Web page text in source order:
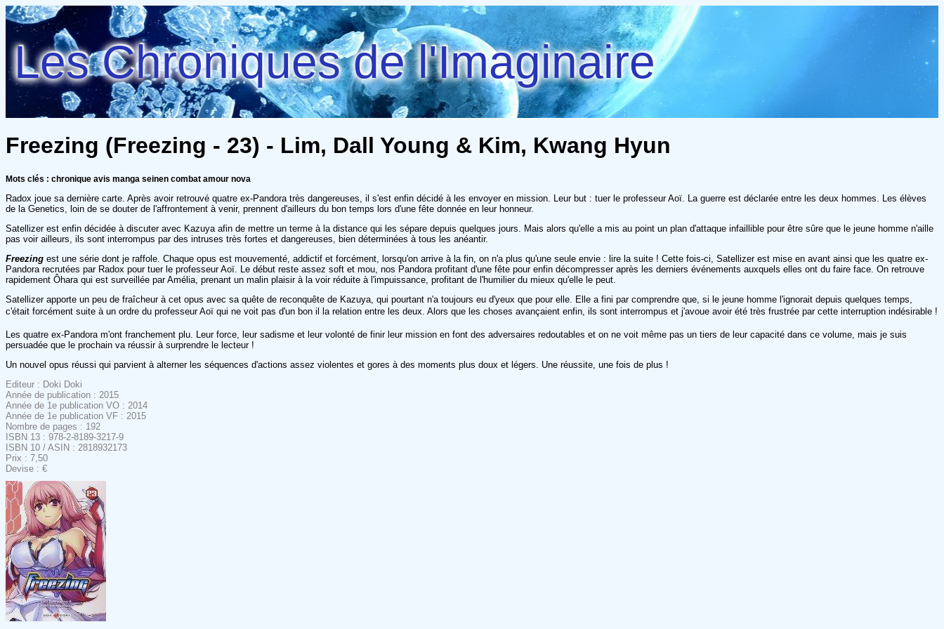
Les Chroniques de l'Imaginaire
Freezing (Freezing - 23) - Lim, Dall Young & Kim, Kwang Hyun
Mots clés : chronique avis manga seinen combat amour nova
Radox joue sa dernière carte. Après avoir retrouvé quatre ex-Pandora très dangereuses, il s'est enfin décidé à les envoyer en mission. Leur but : tuer le professeur Aoï. La guerre est déclarée entre les deux hommes. Les élèves
de la Genetics, loin de se douter de l'affrontement à venir, prennent d'ailleurs du bon temps lors d'une fête donnée en leur honneur.
Satellizer est enfin décidée à discuter avec Kazuya afin de mettre un terme à la distance qui les sépare depuis quelques jours. Mais alors qu'elle a mis au point un plan d'attaque infaillible pour être sûre que le jeune homme n'aille
pas voir ailleurs, ils sont interrompus par des intruses très fortes et dangereuses, bien déterminées à tous les anéantir.
Freezing est une série dont je raffole. Chaque opus est mouvementé, addictif et forcément, lorsqu'on arrive à la fin, on n'a plus qu'une seule envie : lire la suite ! Cette fois-ci, Satellizer est mise en avant ainsi que les quatre ex-
Pandora recrutées par Radox pour tuer le professeur Aoï. Le début reste assez soft et mou, nos Pandora profitant d'une fête pour enfin décompresser après les derniers événements auxquels elles ont du faire face. On retrouve
rapidement Ôhara qui est surveillée par Amélia, prenant un malin plaisir à la voir réduite à l'impuissance, profitant de l'humilier du mieux qu'elle le peut.
Satellizer apporte un peu de fraîcheur à cet opus avec sa quête de reconquête de Kazuya, qui pourtant n'a toujours eu d'yeux que pour elle. Elle a fini par comprendre que, si le jeune homme l'ignorait depuis quelques temps,
c'était forcément suite à un ordre du professeur Aoï qui ne voit pas d'un bon il la relation entre les deux. Alors que les choses avançaient enfin, ils sont interrompus et j'avoue avoir été très frustrée par cette interruption indésirable !
Les quatre ex-Pandora m'ont franchement plu. Leur force, leur sadisme et leur volonté de finir leur mission en font des adversaires redoutables et on ne voit même pas un tiers de leur capacité dans ce volume, mais je suis
persuadée que le prochain va réussir à surprendre le lecteur !
Un nouvel opus réussi qui parvient à alterner les séquences d'actions assez violentes et gores à des moments plus doux et légers. Une réussite, une fois de plus !
Editeur : Doki Doki
Année de publication : 2015
Année de 1e publication VO : 2014
Année de 1e publication VF : 2015
Nombre de pages : 192
ISBN 13 : 978-2-8189-3217-9
ISBN 10 / ASIN : 2818932173
Prix : 7,50
Devise : €